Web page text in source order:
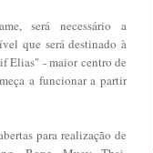
será necessário a
que será destinado à
Elias" - maior centro de
a funcionar a partir
para realização de